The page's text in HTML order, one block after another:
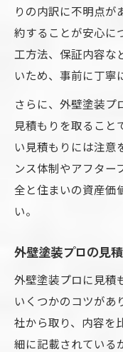
りの内訳に不明点が
約することが安心に
工方法、保証内容な
いため、事前に丁寧
さらに、外壁塗装プ
見積もりを取ること
い見積もりには注意
ンス体制やアフター
全と住まいの資産価
い。
外壁塗装プロの見
外壁塗装プロに見積
いくつかのコツがあ
社から取り、内容を
細に記載されている